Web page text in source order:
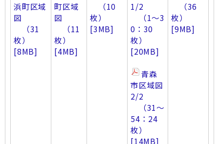
浜町区域
図
（31
枚）
[8MB]
町区域
図
（11
枚）
[4MB]
（10
枚）
[3MB]
1/2
（1～3
0：30
枚）
[20MB]
青森
市区域図
2/2
（31～
54：24
枚）
[14MB]
（36
枚）
[9MB]